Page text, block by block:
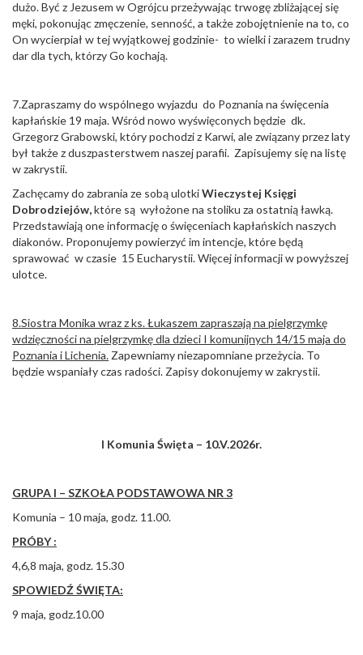
dużo. Być z Jezusem w Ogrójcu przeżywając trwogę zbliżającej się
męki, pokonując zmęczenie, senność, a także zobojętnienie na to, co
On wycierpiał w tej wyjątkowej godzinie- to wielki i zarazem trudny
dar dla tych, którzy Go kochają.
7.Zapraszamy do wspólnego wyjazdu do Poznania na święcenia
kapłańskie 19 maja. Wśród nowo wyświęconych będzie dk.
Grzegorz Grabowski, który pochodzi z Karwi, ale związany przez laty
był także z duszpasterstwem naszej parafii. Zapisujemy się na listę
w zakrystii.
Zachęcamy do zabrania ze sobą ulotkiWieczystej Księgi
Dobrodziejów,które są wyłożone na stoliku za ostatnią ławką.
Przedstawiają one informację o święceniach kapłańskich naszych
diakonów. Proponujemy powierzyć im intencje, które będą
sprawować w czasie 15 Eucharystii. Więcej informacji w powyższej
ulotce.
8.Siostra Monika wraz z ks. Łukaszem zapraszają na pielgrzymkę
wdzięczności na pielgrzymkę dla dzieci I komunijnych 14/15 maja do
Poznania i Lichenia. Zapewniamy niezapomniane przeżycia. To
będzie wspaniały czas radości. Zapisy dokonujemy w zakrystii.
I Komunia Święta – 10.V.2026r.
GRUPA I – SZKOŁA PODSTAWOWA NR 3
Komunia – 10 maja, godz. 11.00.
PRÓBY :
4,6,8 maja, godz. 15.30
SPOWIEDŹ ŚWIĘTA:
9 maja, godz.10.00